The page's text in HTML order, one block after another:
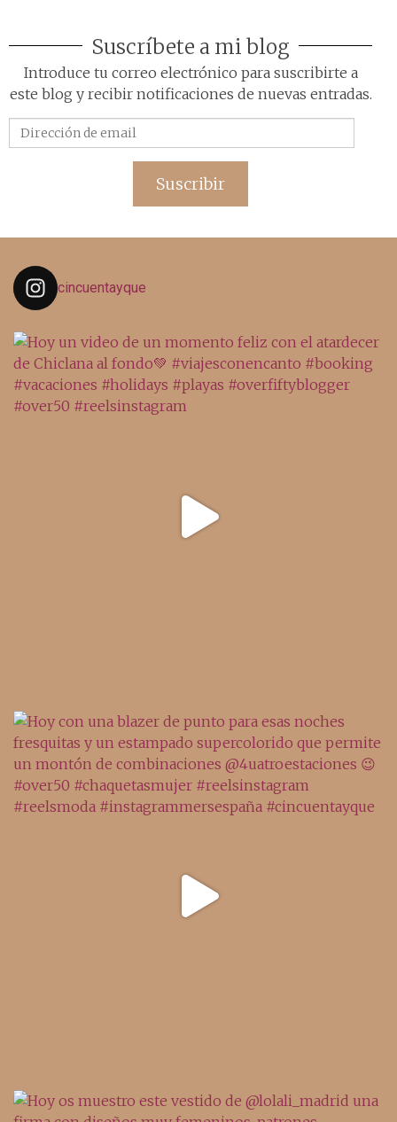
Suscríbete a mi blog
Introduce tu correo electrónico para suscribirte a
este blog y recibir notificaciones de nuevas entradas.
de
Suscribir
cincuentayque